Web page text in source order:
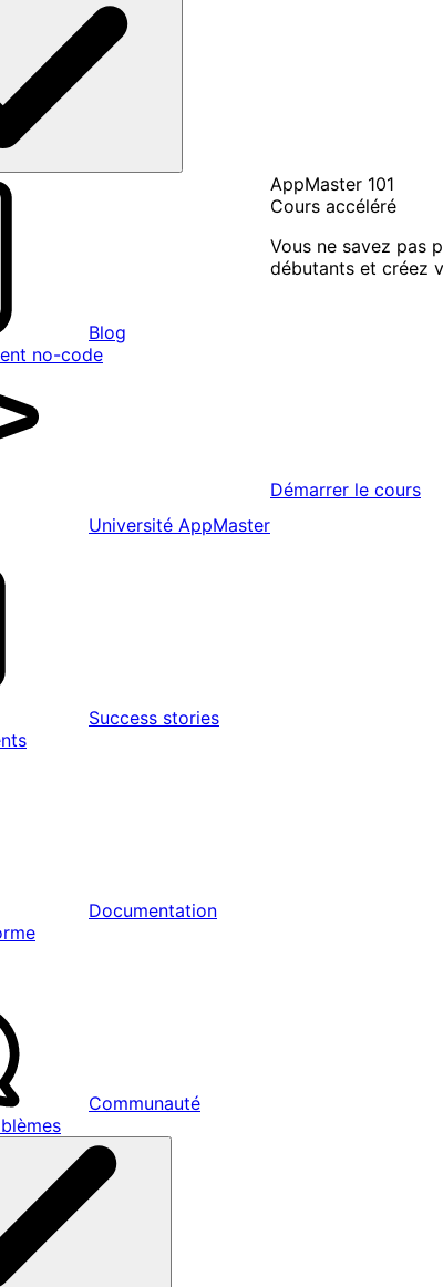
Blog
no-code
Université AppMaster
Success stories
Documentation
Communauté
AppMaster 101
Cours accéléré
Vous ne savez pas
débutants et créez
Démarrer le cours